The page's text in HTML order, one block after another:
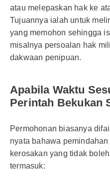
atau melepaskan hak ke
Tujuannya ialah untuk
yang memohon sehingga
misalnya persoalan hak
dakwaan penipuan.
Apabila Waktu
Perintah Bekukan
Permohonan biasanya
nyata bahawa
kerosakan yang tidak
termasuk: